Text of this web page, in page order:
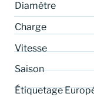
Étiquetage
Saison
Vitesse
Charge
Diamètre